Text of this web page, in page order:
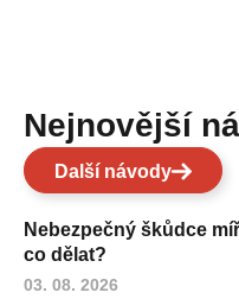
Nejnovější
Další návody
Nebezpečný škůdce
co dělat?
03. 08. 2026